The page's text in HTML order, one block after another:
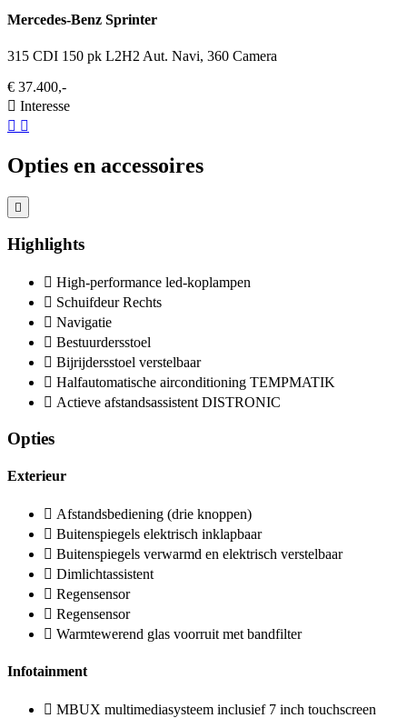
Mercedes-Benz Sprinter
315 CDI 150 pk L2H2 Aut. Navi, 360 Camera
€ 37.400,-
Interesse
Opties en accessoires
Highlights
High-performance led-koplampen
Schuifdeur Rechts
Navigatie
Bestuurdersstoel
Bijrijdersstoel verstelbaar
Halfautomatische airconditioning TEMPMATIK
Actieve afstandsassistent DISTRONIC
Opties
Exterieur
Afstandsbediening (drie knoppen)
Buitenspiegels elektrisch inklapbaar
Buitenspiegels verwarmd en elektrisch verstelbaar
Dimlichtassistent
Regensensor
Regensensor
Warmtewerend glas voorruit met bandfilter
Infotainment
MBUX multimediasysteem inclusief 7 inch touchscreen